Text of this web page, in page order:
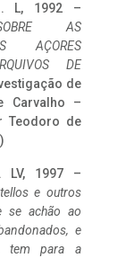
L, 1992 –
AS
AÇORES
DE
de
Carvalho –
Teodoro de
LV, 1997 –
e outros
se achão ao
e
tem para a